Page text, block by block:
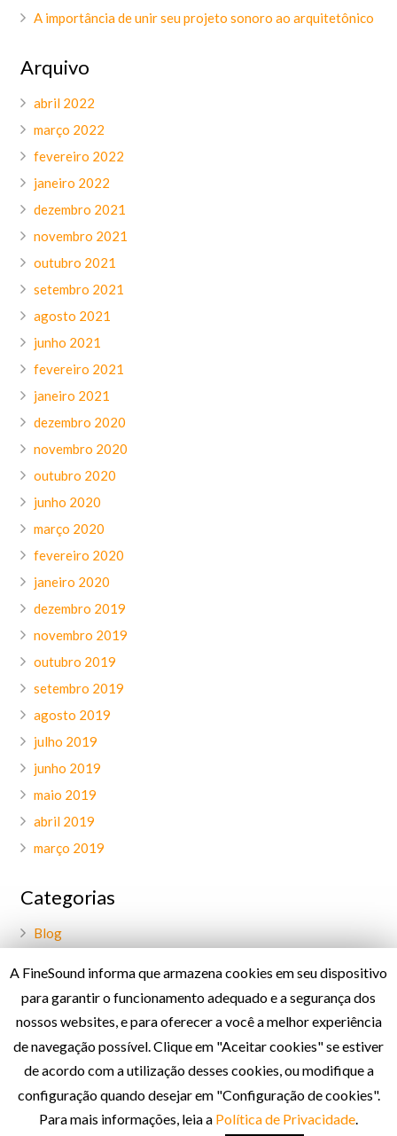
A importância de unir seu projeto sonoro ao arquitetônico
Arquivo
abril 2022
março 2022
fevereiro 2022
janeiro 2022
dezembro 2021
novembro 2021
outubro 2021
setembro 2021
agosto 2021
junho 2021
fevereiro 2021
janeiro 2021
dezembro 2020
novembro 2020
outubro 2020
junho 2020
março 2020
fevereiro 2020
janeiro 2020
dezembro 2019
novembro 2019
outubro 2019
setembro 2019
agosto 2019
julho 2019
junho 2019
maio 2019
abril 2019
março 2019
Categorias
Blog
Política de Privacidade
A FineSound informa que armazena cookies em seu dispositivo
para garantir o funcionamento adequado e a segurança dos
nossos websites, e para oferecer a você a melhor experiência
de navegação possível. Clique em "Aceitar cookies" se estiver
de acordo com a utilização desses cookies, ou modifique a
configuração quando desejar em "Configuração de cookies".
Para mais informações, leia a Política de Privacidade.